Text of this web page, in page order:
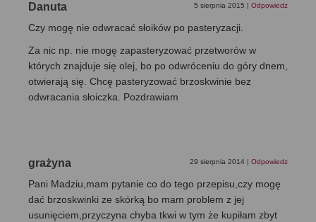
Danuta 5 sierpnia 2015 | Odpowiedz
Czy mogę nie odwracać słoików po pasteryzacji.
Za nic np. nie mogę zapasteryzować przetworów w
których znajduje się olej, bo po odwróceniu do góry dnem,
otwierają się. Chcę pasteryzować brzoskwinie bez
odwracania słoiczka. Pozdrawiam
grażyna 29 sierpnia 2014 | Odpowiedz
Pani Madziu,mam pytanie co do tego przepisu,czy mogę
dać brzoskwinki ze skórką bo mam problem z jej
usunięciem,przyczyna chyba tkwi w tym że kupiłam zbyt